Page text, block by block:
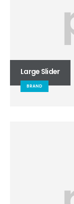
Large Slider
BRAND